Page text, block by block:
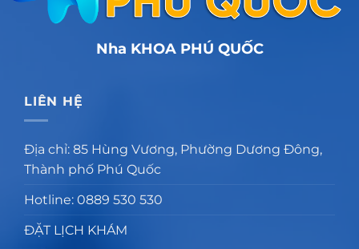
Nha KHOA PHÚ QUỐC
LIÊN HỆ
Địa chỉ: 85 Hùng Vương, Phường Dương Đông,
Thành phố Phú Quốc
Hotline: 0889 530 530
ĐẶT LỊCH KHÁM